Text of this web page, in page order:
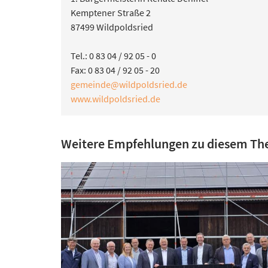
Kemptener Straße 2
87499 Wildpoldsried
Tel.: 0 83 04 / 92 05 - 0
Fax: 0 83 04 / 92 05 - 20
gemeinde@wildpoldsried.de
www.wildpoldsried.de
Weitere Empfehlungen zu diesem